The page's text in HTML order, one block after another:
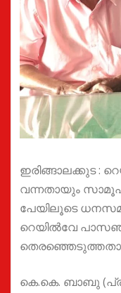
ഇരിങ്ങാലക്കുട :
വന്നതായും
പേയിലൂടെ
റെയിൽവേ
കെ.കെ. ബാബു